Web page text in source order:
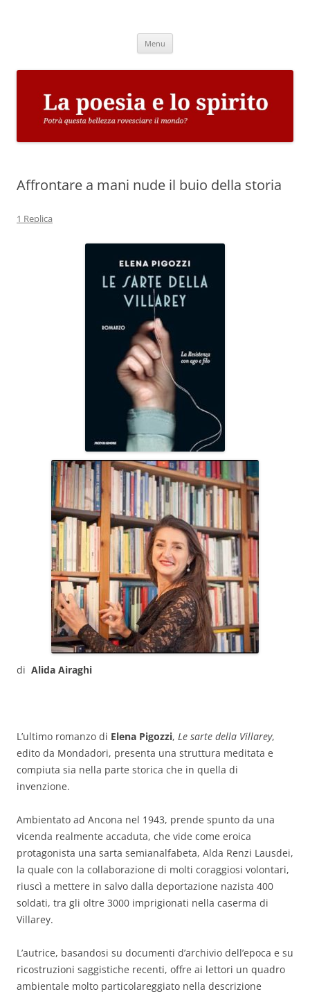
Menu
Affrontare a mani nude il buio della storia
1 Replica
di Alida Airaghi
L’ultimo romanzo di Elena Pigozzi, Le sarte della Villarey,
edito da Mondadori, presenta una struttura meditata e
compiuta sia nella parte storica che in quella di
invenzione.
Ambientato ad Ancona nel 1943, prende spunto da una
vicenda realmente accaduta, che vide come eroica
protagonista una sarta semianalfabeta, Alda Renzi Lausdei,
la quale con la collaborazione di molti coraggiosi volontari,
riuscì a mettere in salvo dalla deportazione nazista 400
soldati, tra gli oltre 3000 imprigionati nella caserma di
Villarey.
L’autrice, basandosi su documenti d’archivio dell’epoca e su
ricostruzioni saggistiche recenti, offre ai lettori un quadro
ambientale molto particolareggiato nella descrizione